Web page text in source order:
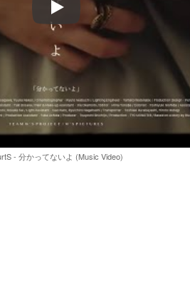
- 分かってないよ (Music Video)